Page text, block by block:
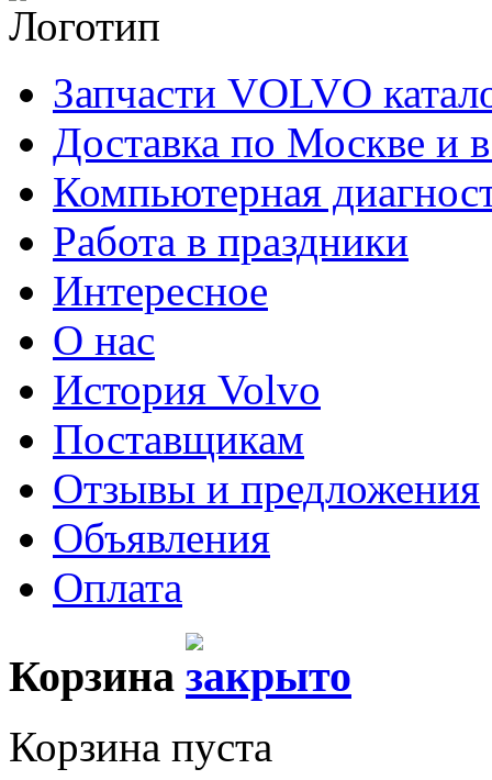
Запчасти VOLVO
Доставка по Москве и
Компьютерная
Работа в праздники
Интересное
О нас
История Volvo
Поставщикам
Отзывы и предложения
Объявления
Оплата
Корзина
Корзина пуста